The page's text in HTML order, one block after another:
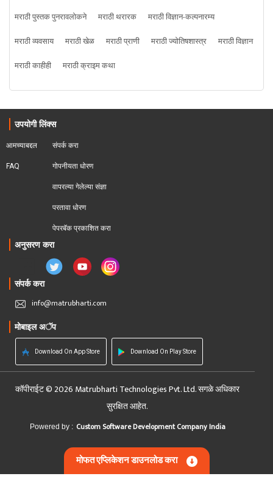
मराठी पुस्तक पुनरावलोकने
मराठी थरारक
मराठी विज्ञान-कल्पनारम्य
मराठी व्यवसाय
मराठी खेळ मराठी प्राणी मराठी ज्योतिषशास्त्र
मराठी विज्ञान
मराठी काहीही
मराठी क्राइम कथा
उपयोगी लिंक्स
आमच्याबद्दल
FAQ
संपर्क करा
गोपनीयता धोरण
वापरल्या गेलेल्या संज्ञा
परतावा धोरण
पेपरबॅक प्रकाशित करा
अनुसरण करा
संपर्क करा
info@matrubharti.com
मोबाइल अॅप
Download On App Store Download On Play Store
कॉपीराईट © 2026 Matrubharti Technologies Pvt. Ltd. सगळे अधिकार
सुरक्षित आहेत.
Powered by : Custom Software Development Company India
मोफत एप्लिकेशन डाउनलोड करा